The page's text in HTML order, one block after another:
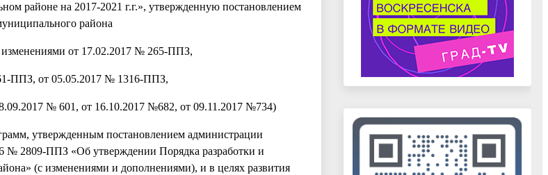
районе на 2017-2021 г.г.», утвержденную постановлением
района
от 17.02.2017 № 265-ППЗ,
ППЗ, от 05.05.2017 № 1316-ППЗ,
№ 601, от 16.10.2017 №682, от 09.11.2017 №734)
утвержденным постановлением администрации
№ 2809-ППЗ «Об утверждении Порядка разработки и
(с изменениями и дополнениями), и в целях развития